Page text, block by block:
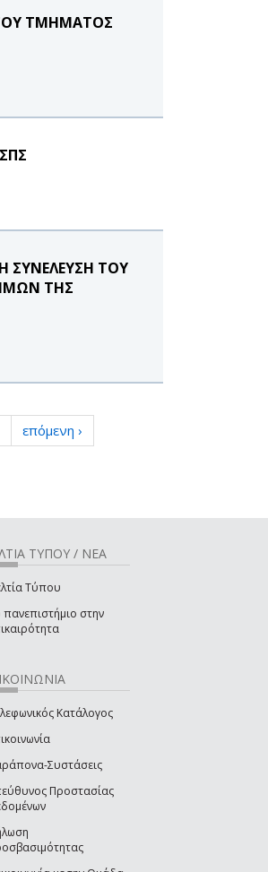
ΤΜΗΜΑΤΟΣ
ΣΥΝΕΛΕΥΣΗ ΤΟΥ
ΤΗΣ
επόμενη ›
ΤΥΠΟΥ / ΝΕΑ
Τύπου
πανεπιστήμιο στην
Κατάλογος
Συστάσεις
Προστασίας